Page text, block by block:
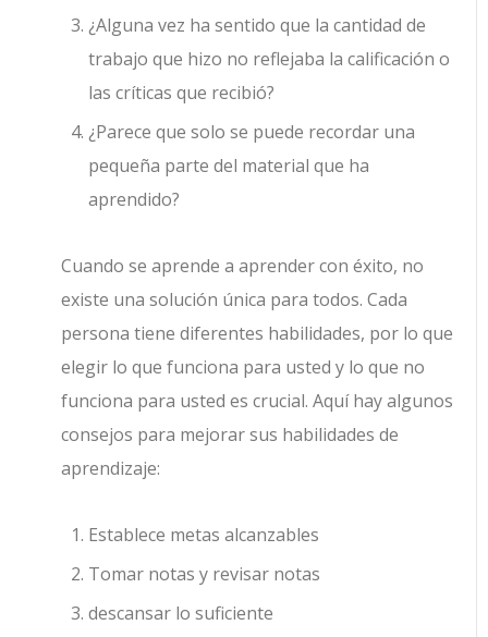
¿Alguna vez ha sentido que la cantidad de
trabajo que hizo no reflejaba la calificación o
las críticas que recibió?
¿Parece que solo se puede recordar una
pequeña parte del material que ha
aprendido?
Cuando se aprende a aprender con éxito, no
existe una solución única para todos. Cada
persona tiene diferentes habilidades, por lo que
elegir lo que funciona para usted y lo que no
funciona para usted es crucial. Aquí hay algunos
consejos para mejorar sus habilidades de
aprendizaje:
Establece metas alcanzables
Tomar notas y revisar notas
descansar lo suficiente